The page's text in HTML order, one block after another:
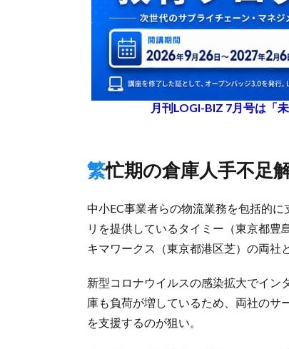
月刊LOGI-BIZ 7月号は「
繁忙期の倉庫人手不足
中小EC事業者らの物流業務を包括的
リを提供しているタイミー（東京都豊
キマワークス（東京都港区芝）の両社
新型コロナウイルスの感染拡大でイン
庫も負荷が増しているため、両社のサ
を支援するのが狙い。